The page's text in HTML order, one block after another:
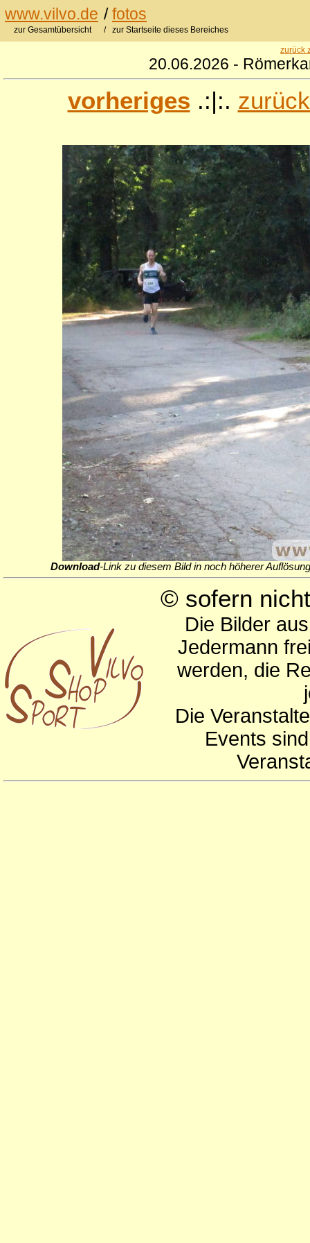
www.vilvo.de /fotos
zur Gesamtübersicht / zur Startseite dieses Bereiches
zurück
20.06.2026 -
vorheriges .:|:.
Download-Link zu diesem Bild in noch höherer
© sofern
Die Bilder
Jedermann
werden, die
Die
Events